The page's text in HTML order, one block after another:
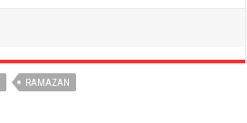
RAMAZAN